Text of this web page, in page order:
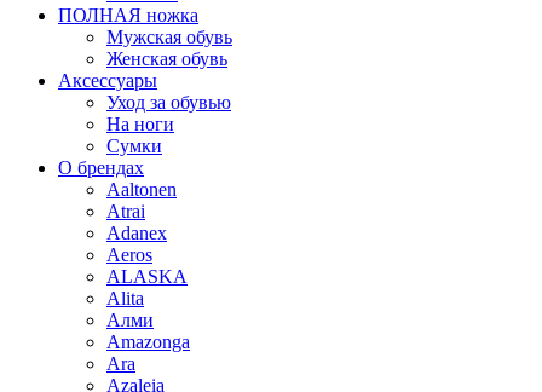
ПОЛНАЯ ножка
Мужская обувь
Женская обувь
Аксессуары
Уход за обувью
На ноги
Сумки
О брендах
Aaltonen
Atrai
Adanex
Aeros
ALASKA
Alita
Алми
Amazonga
Ara
Azaleia